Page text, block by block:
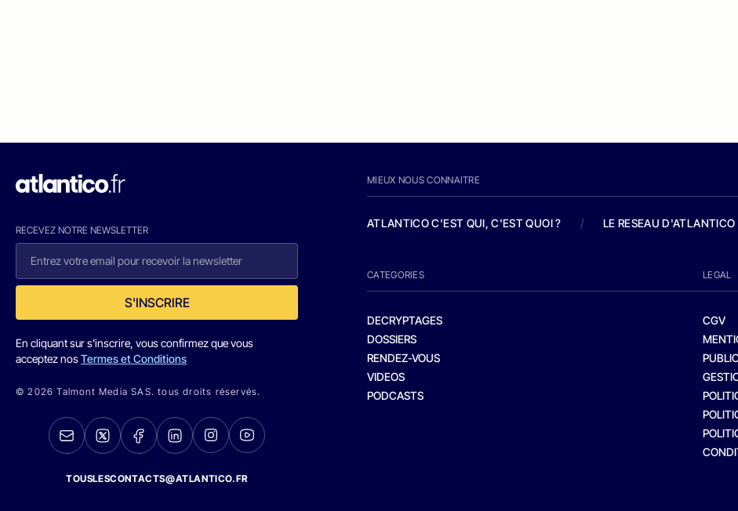
RECEVEZ NOTRE NEWSLETTER
S'INSCRIRE
En cliquant sur s'inscrire, vous confirmez que vous
acceptez nosTermes et Conditions
© 2026 Talmont Media SAS. tous droits réservés.
TOUSLESCONTACTS@ATLANTICO.FR
MIEUX NOUS CONNAITRE
ATLANTICO C'EST QUI, C'EST QUOI ? / LE RESEAU D'ATLANTICO
CATEGORIES
DECRYPTAGES
DOSSIERS
RENDEZ-VOUS
VIDEOS
PODCASTS
LEGAL
CGV